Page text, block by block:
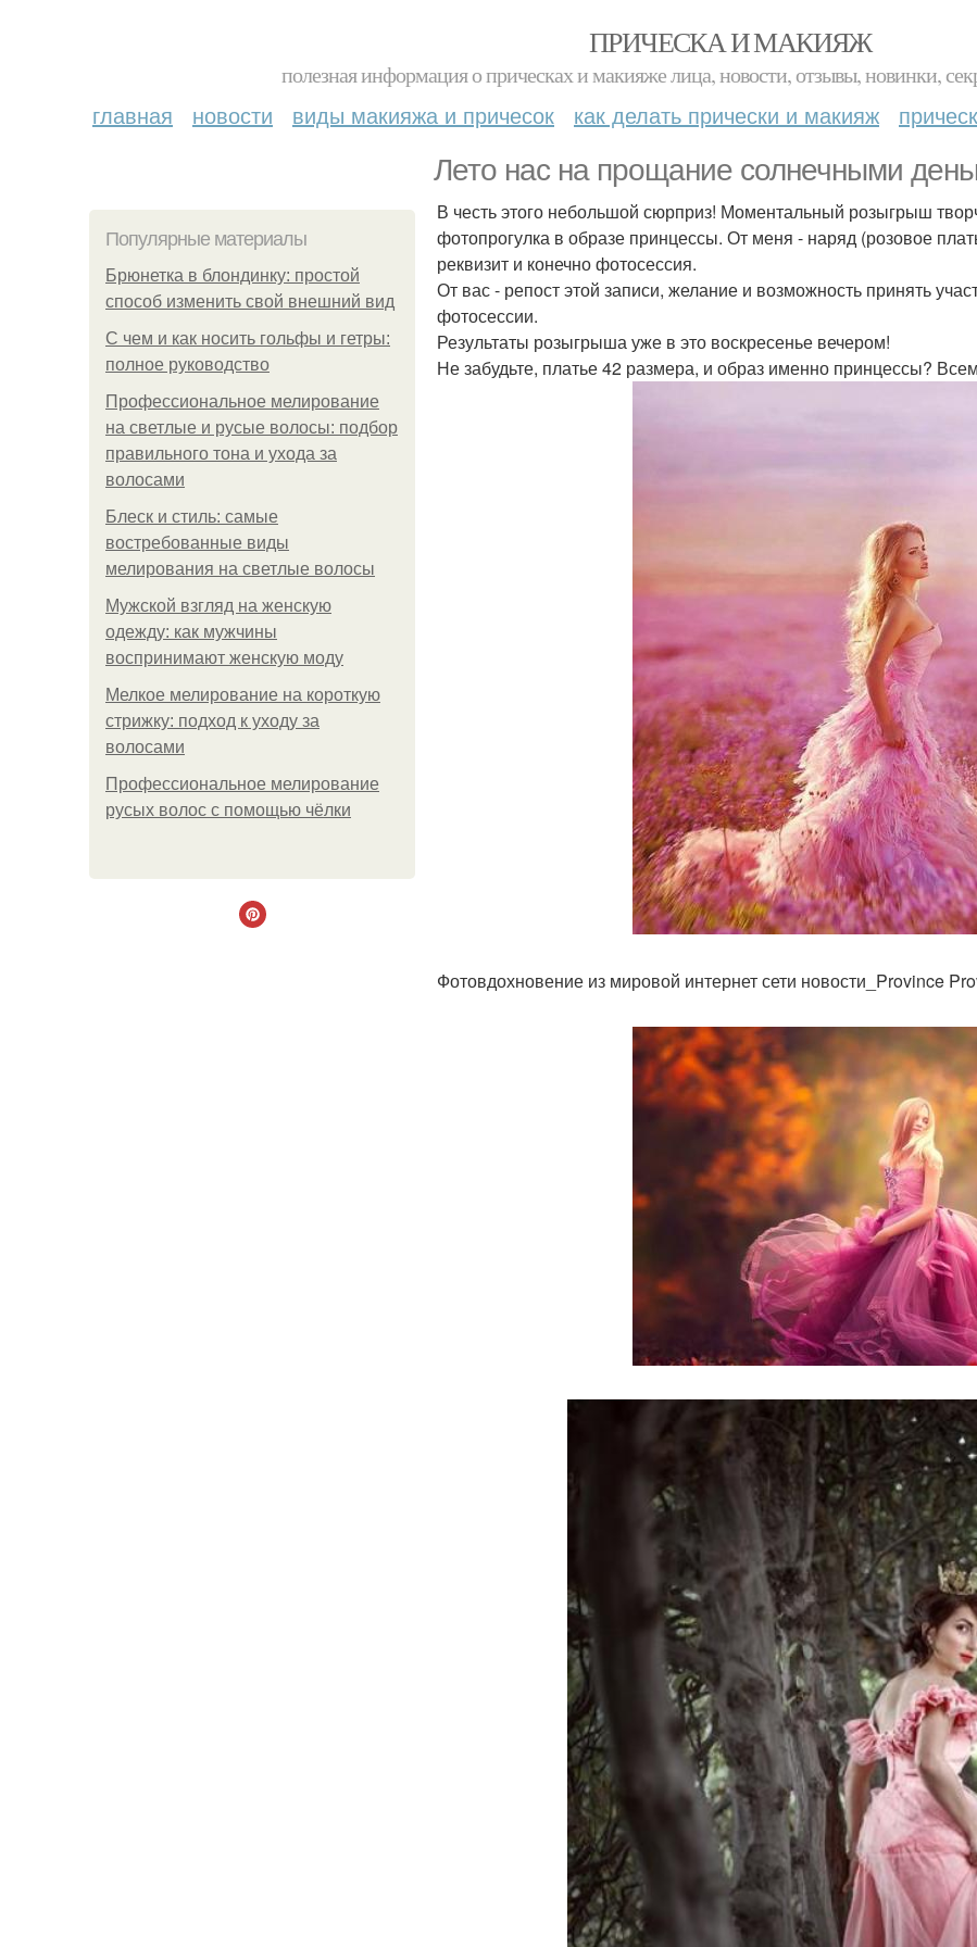
ПРИЧЕСКА И МАКИЯЖ
полезная информация о прическах и макияже лица, новости, отзывы, новинки,
главная новости виды макияжа и причесок как делать прически и макияж
Лето нас на прощание солнечными
Популярные материалы
Брюнетка в блондинку: простой
способ изменить свой внешний вид
С чем и как носить гольфы и гетры:
полное руководство
Профессиональное мелирование
на светлые и русые волосы: подбор
правильного тона и ухода за
волосами
Блеск и стиль: самые
востребованные виды
мелирования на светлые волосы
Мужской взгляд на женскую
одежду: как мужчины
воспринимают женскую моду
Мелкое мелирование на короткую
стрижку: подход к уходу за
волосами
Профессиональное мелирование
русых волос с помощью чёлки
В честь этого небольшой сюрприз! Моментальный розыгрыш
фотопрогулка в образе принцессы. От меня - наряд (розовое
реквизит и конечно фотосессия.
От вас - репост этой записи, желание и возможность принять
фотосессии.
Результаты розыгрыша уже в это воскресенье вечером!
Не забудьте, платье 42 размера, и образ именно принцессы?
Фотовдохновение из мировой интернет сети новости_Province